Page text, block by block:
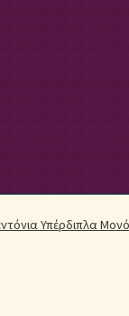
Λευκά Είδη
Υπέρδιπλα